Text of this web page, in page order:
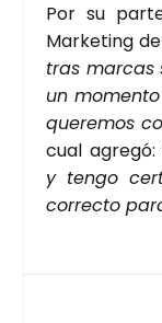
Por su
Mar­ke­ting
tras mar­cas
un
que­re­mos
cual agre­gó:
y ten­go
correc­to